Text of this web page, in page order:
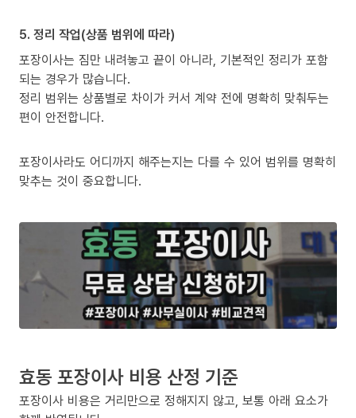
5. 정리 작업(상품 범위에 따라)
포장이사는 짐만 내려놓고 끝이 아니라, 기본적인 정리가 포함
되는 경우가 많습니다.
정리 범위는 상품별로 차이가 커서 계약 전에 명확히 맞춰두는
편이 안전합니다.
포장이사라도 어디까지 해주는지는 다를 수 있어 범위를 명확히
맞추는 것이 중요합니다.
효동 포장이사 비용 산정 기준
포장이사 비용은 거리만으로 정해지지 않고, 보통 아래 요소가